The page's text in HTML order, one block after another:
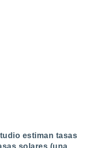
estiman tasas
solares (una